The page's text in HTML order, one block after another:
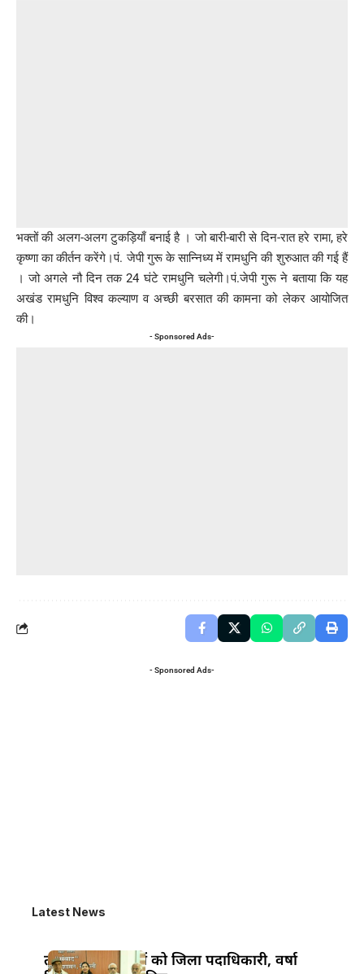
भक्तों की अलग-अलग टुकड़ियाँ बनाई है । जो बारी-बारी से दिन-रात हरे रामा, हरे
कृष्णा का कीर्तन करेंगे।पं. जेपी गुरू के सान्निध्य में रामधुनि की शुरुआत की गई हैं
। जो अगले नौ दिन तक 24 घंटे रामधुनि चलेगी।पं.जेपी गुरू ने बताया कि यह
अखंड रामधुनि विश्व कल्याण व अच्छी बरसात की कामना को लेकर आयोजित
की।
- Sponsored Ads-
- Sponsored Ads-
Latest News
तीन वरिष्ठ पत्रकारों को जिला पदाधिकारी, वर्षा